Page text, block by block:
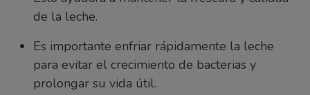
de la leche.
Es importante enfriar rápidamente la leche
para evitar el crecimiento de bacterias y
prolongar su vida útil.